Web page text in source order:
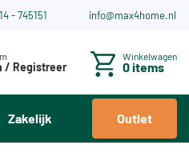
- 745151 info@max4home.nl
/ Registreer
Winkelwagen
0 items
Zakelijk Outlet